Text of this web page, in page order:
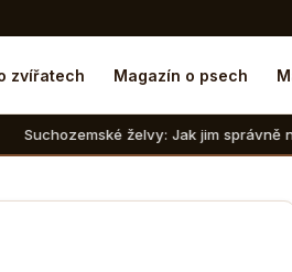
zvířatech Magazín o psech
Jak jim správně nasimulovat zimní